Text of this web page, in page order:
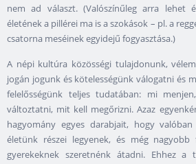
nem ad választ. (Valószínűleg arra lehet
életének a pillérei ma is a szokások – pl. a
csatorna meséinek egyidejű fogyasztása.)
A népi kultúra közösségi tulajdonunk,
jogán jogunk és kötelességünk válogatni és
felelősségünk teljes tudatában: mi
változtatni, mit kell megőrizni. Azaz
hagyomány egyes darabjait, hogy
életünk részei legyenek, és még nagyobb
gyerekeknek szeretnénk átadni. Ehhez a